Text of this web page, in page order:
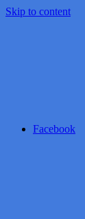
Skip to content
Facebook